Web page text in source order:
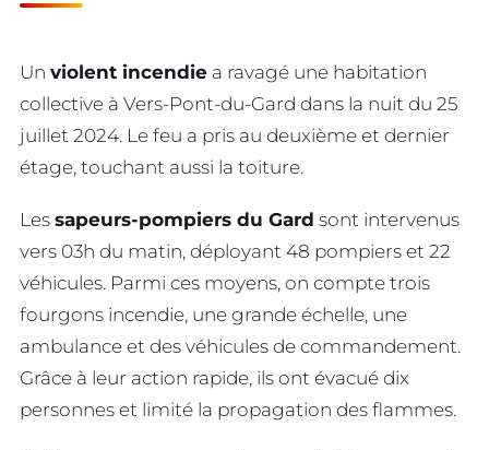
Un violent incendie a ravagé une habitation
collective à Vers-Pont-du-Gard dans la nuit du 25
juillet 2024. Le feu a pris au deuxième et dernier
étage, touchant aussi la toiture.
Les sapeurs-pompiers du Gard sont intervenus
vers 03h du matin, déployant 48 pompiers et 22
véhicules. Parmi ces moyens, on compte trois
fourgons incendie, une grande échelle, une
ambulance et des véhicules de commandement.
Grâce à leur action rapide, ils ont évacué dix
personnes et limité la propagation des flammes.